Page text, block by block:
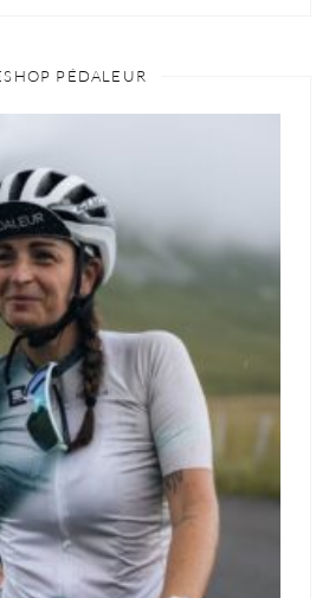
PÉDALEUR